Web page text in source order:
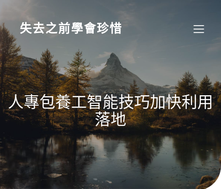
content
失去之前學會珍惜
人專包養工智能技巧加快利用
落地